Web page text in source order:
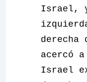
Israel, y
acercó
Israel